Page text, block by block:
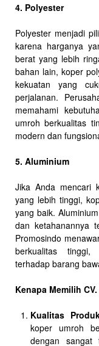
4. Polyester
Polyester menjadi
karena harganya
berat yang lebih
bahan lain, koper
kekuatan yang
perjalanan.
memahami
umroh berkualitas
modern dan
5. Aluminium
Jika Anda mencari
yang lebih tinggi,
yang baik.
dan ketahanannya
Promosindo
berkualitas tinggi,
terhadap barang
Kenapa Memilih
Kualitas
koper umroh
dengan sangat